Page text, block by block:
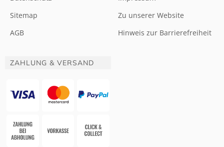
Sitemap
AGB
Zu unserer Website
Hinweis zur Barrierefreiheit
ZAHLUNG & VERSAND